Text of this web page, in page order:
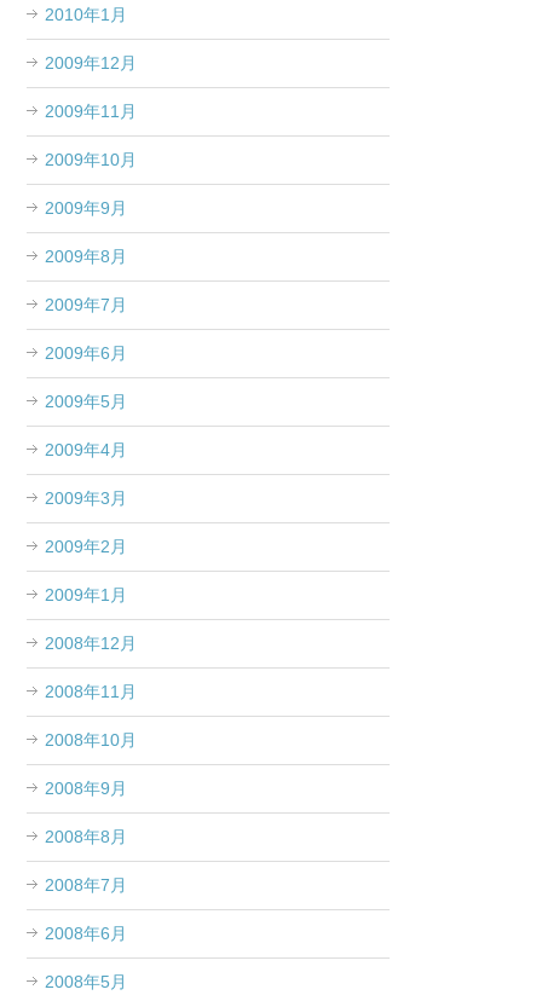
2010年1月
2009年12月
2009年11月
2009年10月
2009年9月
2009年8月
2009年7月
2009年6月
2009年5月
2009年4月
2009年3月
2009年2月
2009年1月
2008年12月
2008年11月
2008年10月
2008年9月
2008年8月
2008年7月
2008年6月
2008年5月